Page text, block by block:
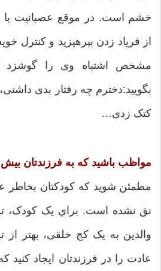
خشم است. در موقع عصبانیت با
از فریاد زدن بپرهیزید و کنترل
مشخص اشتباه وی را گوشزد
بگویید:دخترم چه رفتار بدی
کتک زدی…
مواظب باشید که به فرزندتان
مطمئن شوید كه كودكتان بخاطر
نق نشده است. براي یک كودک،
والدین به یک كج خلقی، بهتر
عادت را در فرزندتان ایجاد كنید